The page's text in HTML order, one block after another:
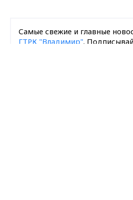
Самые свежие и главные
ГТРК "Владимир".